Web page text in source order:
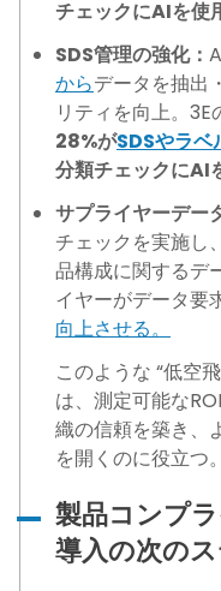
チェックにAIを使
SDS管理の強化：
からデータを抽出
リティを向上。3E
28%がSDSやラベ
分類チェックにAI
サプライヤーデー
チェックを実施し
品構成に関するデ
イヤーがデータ要
向上させる。
このような “低空
は、測定可能な
織の信頼を築き、
を開くのに役立つ。
製品コンプ
導入の次の